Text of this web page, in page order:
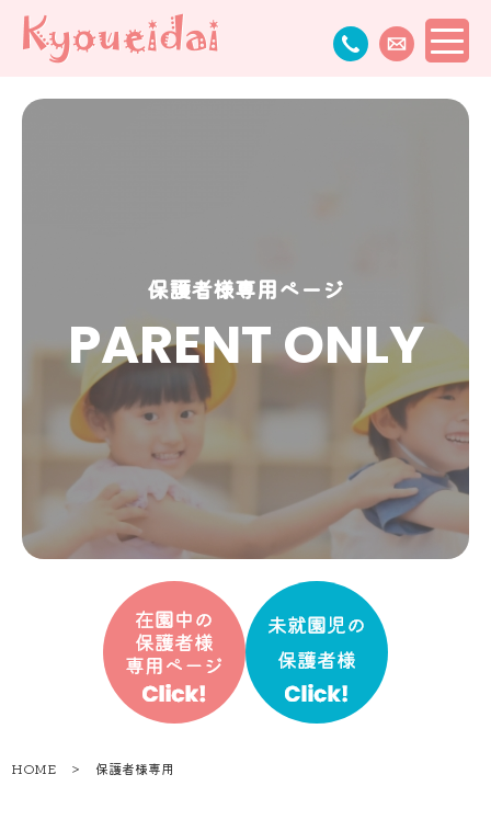
保護者様専用ページ
PARENT ONLY
HOME ＞ 保護者様専用